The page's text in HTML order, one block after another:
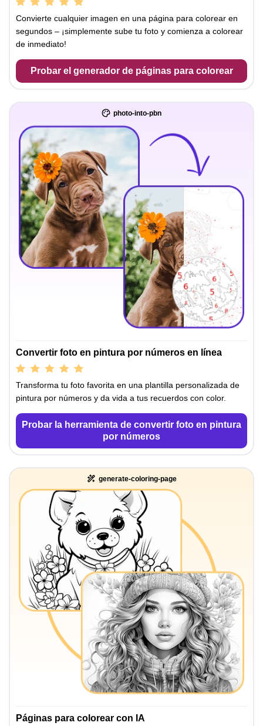
Convierte cualquier imagen en una página para colorear en
segundos – ¡simplemente sube tu foto y comienza a colorear
de inmediato!
Probar el generador de páginas para colorear
photo-into-pbn
Convertir foto en pintura por números en línea
Transforma tu foto favorita en una plantilla personalizada de
pintura por números y da vida a tus recuerdos con color.
Probar la herramienta de convertir foto en pintura
por números
generate-coloring-page
Páginas para colorear con IA